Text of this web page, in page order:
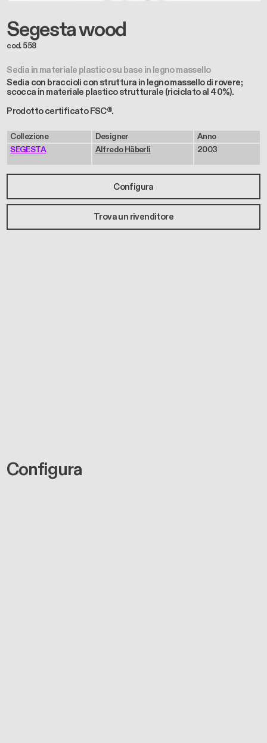
Segesta wood
cod. 558
Sedia in materiale plastico su base in legno massello
Sedia con braccioli con struttura in legno massello di rovere;
scocca in materiale plastico strutturale (riciclato al 40%).
Prodotto certificato FSC®.
Collezione
SEGESTA
Designer
Alfredo Häberli
Anno
2003
Configura
Trova un rivenditore
Configura